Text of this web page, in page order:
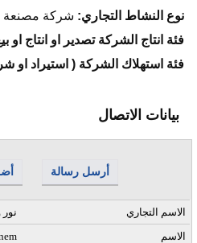
نوع النشاط التجاري: شركة مصنعة
فئة انتاج الشركة تصدير او انتاج او
فئة استهلاك الشركة ( استيراد او
بيانات الاتصال
أرسل رسالة
نور
الاسم التجاري
الاسم